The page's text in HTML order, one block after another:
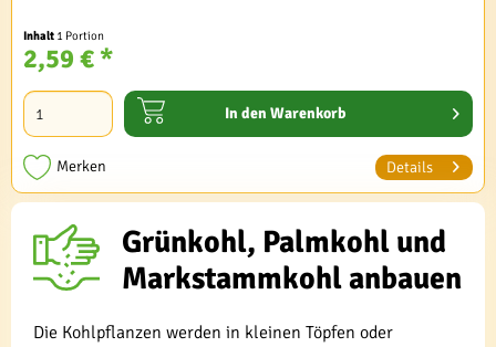
Inhalt 1 Portion
2,59 € *
In den Warenkorb
Merken Details
Grünkohl, Palmkohl und
Markstammkohl anbauen
Die Kohlpflanzen werden in kleinen Töpfen oder